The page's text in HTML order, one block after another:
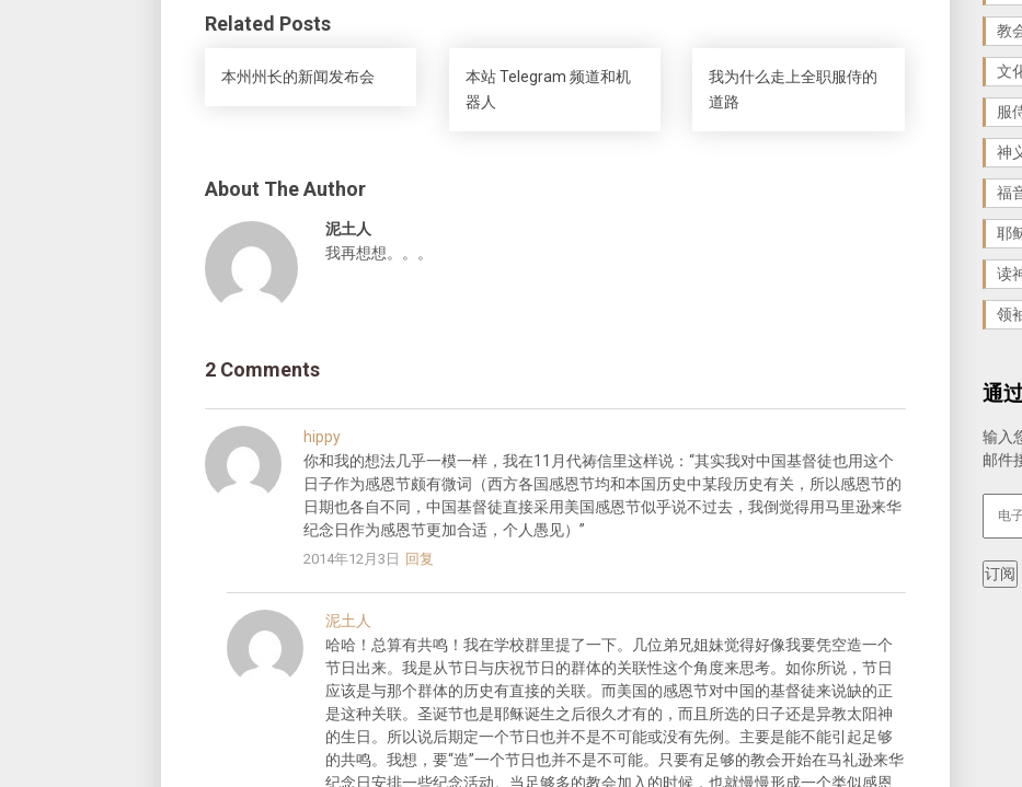
Related Posts
本州州长的新闻发布会
本站 Telegram 频道和机
器人
我为什么走上全职服侍的
道路
About The Author
泥土人
我再想想。。。
2 Comments
hippy
你和我的想法几乎一模一样，我在11月代祷信里这样说：“其实我对中国基督徒也用这个
日子作为感恩节颇有微词（西方各国感恩节均和本国历史中某段历史有关，所以感恩节的
日期也各自不同，中国基督徒直接采用美国感恩节似乎说不过去，我倒觉得用马里逊来华
纪念日作为感恩节更加合适，个人愚见）”
2014年12月3日 回复
泥土人
哈哈！总算有共鸣！我在学校群里提了一下。几位弟兄姐妹觉得好像我要凭空造一个
节日出来。我是从节日与庆祝节日的群体的关联性这个角度来思考。如你所说，节日
应该是与那个群体的历史有直接的关联。而美国的感恩节对中国的基督徒来说缺的正
是这种关联。圣诞节也是耶稣诞生之后很久才有的，而且所选的日子还是异教太阳神
的生日。所以说后期定一个节日也并不是不可能或没有先例。主要是能不能引起足够
的共鸣。我想，要“造”一个节日也并不是不可能。只要有足够的教会开始在马礼逊来华
纪念日安排一些纪念活动。当足够多的教会加入的时候，也就慢慢形成一个类似感恩
教
文
服
神
福
耶
读
领
通
输入
邮件
件
订阅